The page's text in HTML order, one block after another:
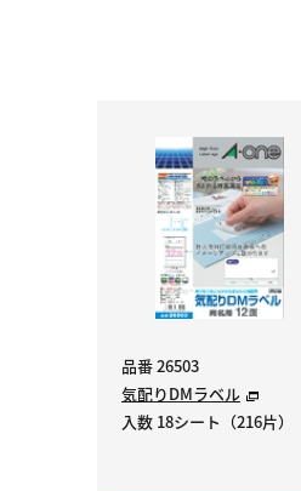
品番 26503
気配りDMラベル
入数 18シート（216片）